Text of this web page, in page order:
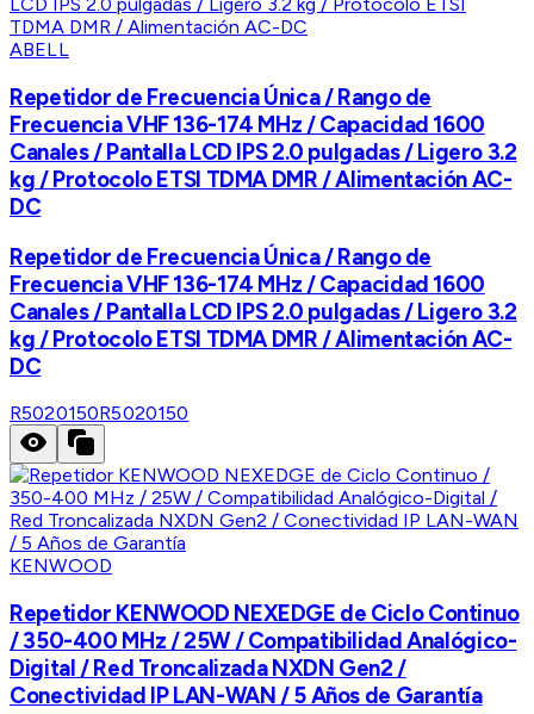
ABELL
Repetidor de Frecuencia Única / Rango de
Frecuencia VHF 136-174 MHz / Capacidad 1600
Canales / Pantalla LCD IPS 2.0 pulgadas / Ligero 3.2
kg / Protocolo ETSI TDMA DMR / Alimentación AC-
DC
Repetidor de Frecuencia Única / Rango de
Frecuencia VHF 136-174 MHz / Capacidad 1600
Canales / Pantalla LCD IPS 2.0 pulgadas / Ligero 3.2
kg / Protocolo ETSI TDMA DMR / Alimentación AC-
DC
R5020150R5020150
KENWOOD
Repetidor KENWOOD NEXEDGE de Ciclo Continuo
/ 350-400 MHz / 25W / Compatibilidad Analógico-
Digital / Red Troncalizada NXDN Gen2 /
Conectividad IP LAN-WAN / 5 Años de Garantía